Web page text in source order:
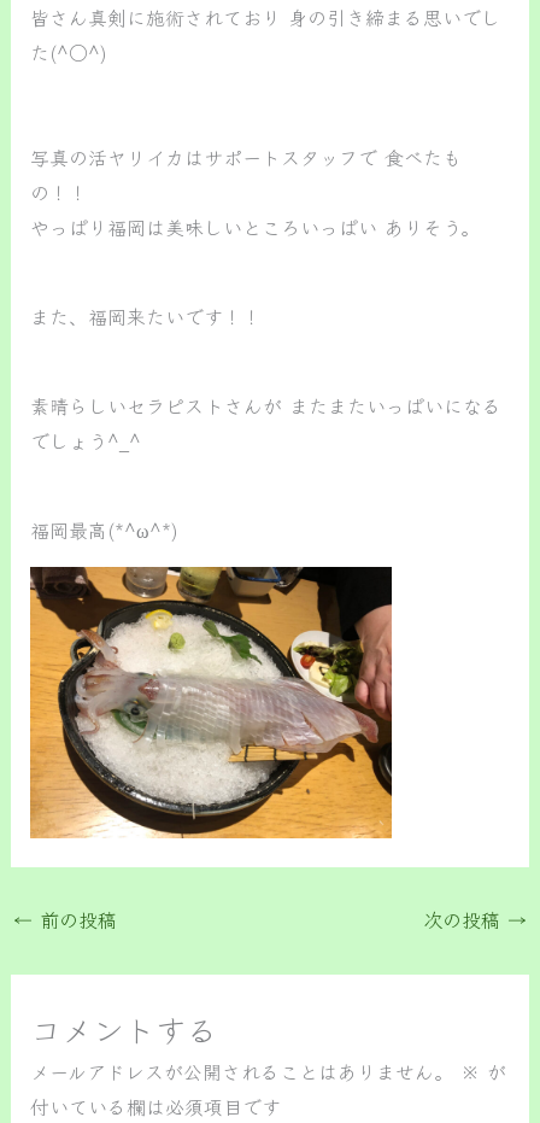
皆さん真剣に施術されており 身の引き締まる思いでし
た(^○^)
写真の活ヤリイカはサポートスタッフで 食べたも
の！！
やっぱり福岡は美味しいところいっぱい ありそう。
また、福岡来たいです！！
素晴らしいセラピストさんが またまたいっぱいになる
でしょう^_^
福岡最高(*^ω^*)
← 前の投稿 次の投稿 →
コメントする
メールアドレスが公開されることはありません。 ※ が
付いている欄は必須項目です